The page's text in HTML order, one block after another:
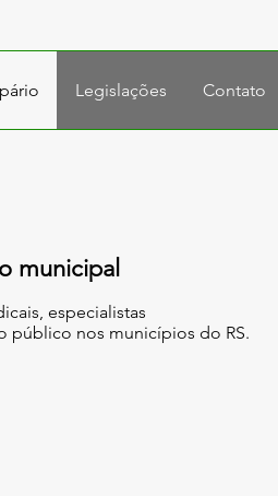
Legislações Contato
municipal
especialistas
público nos municípios do RS.